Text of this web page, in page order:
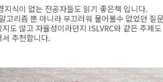
지식이 없는 전공자들도 읽기 좋은책 입니다.
고리즘 뿐 아니라 부끄러워 물어볼수 없었던 질
도 않고 자율성이라던지 ISLVRC와 같은 주제
추천합니다.